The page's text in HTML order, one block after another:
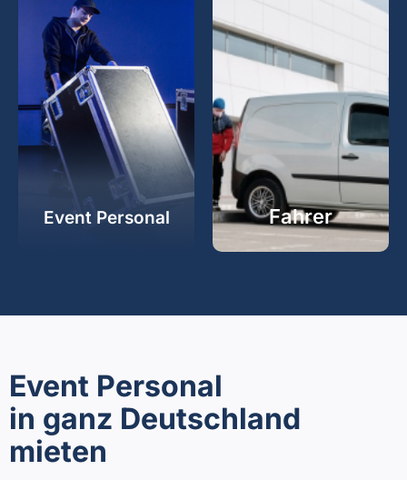
Event Personal Fahrer
Event Personal
in ganz Deutschland
mieten